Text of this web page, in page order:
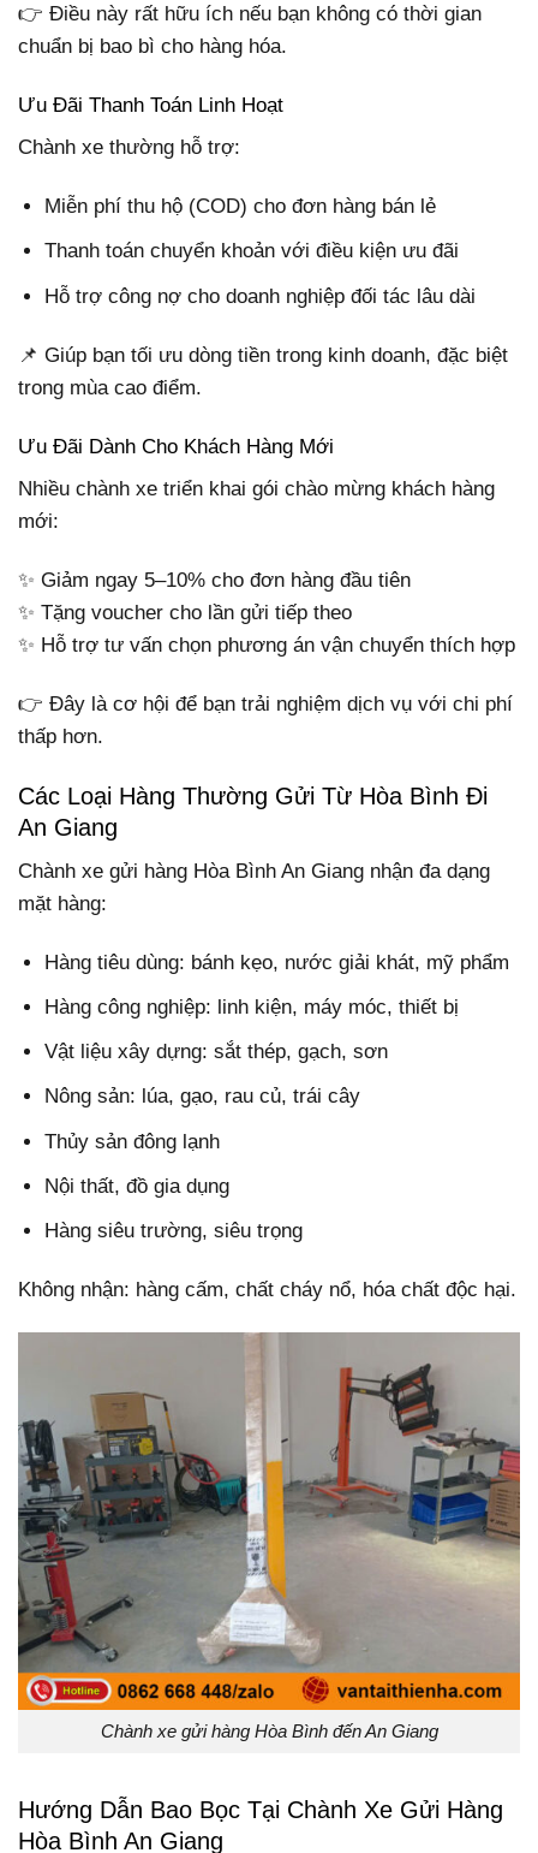
👉 Điều này rất hữu ích nếu bạn không có thời gian
chuẩn bị bao bì cho hàng hóa.
Ưu Đãi Thanh Toán Linh Hoạt
Chành xe thường hỗ trợ:
Miễn phí thu hộ (COD) cho đơn hàng bán lẻ
Thanh toán chuyển khoản với điều kiện ưu đãi
Hỗ trợ công nợ cho doanh nghiệp đối tác lâu dài
📌 Giúp bạn tối ưu dòng tiền trong kinh doanh, đặc biệt
trong mùa cao điểm.
Ưu Đãi Dành Cho Khách Hàng Mới
Nhiều chành xe triển khai gói chào mừng khách hàng
mới:
✨ Giảm ngay 5–10% cho đơn hàng đầu tiên
✨ Tặng voucher cho lần gửi tiếp theo
✨ Hỗ trợ tư vấn chọn phương án vận chuyển thích hợp
👉 Đây là cơ hội để bạn trải nghiệm dịch vụ với chi phí
thấp hơn.
Các Loại Hàng Thường Gửi Từ Hòa Bình Đi
An Giang
Chành xe gửi hàng Hòa Bình An Giang nhận đa dạng
mặt hàng:
Hàng tiêu dùng: bánh kẹo, nước giải khát, mỹ phẩm
Hàng công nghiệp: linh kiện, máy móc, thiết bị
Vật liệu xây dựng: sắt thép, gạch, sơn
Nông sản: lúa, gạo, rau củ, trái cây
Thủy sản đông lạnh
Nội thất, đồ gia dụng
Hàng siêu trường, siêu trọng
Không nhận: hàng cấm, chất cháy nổ, hóa chất độc hại.
Chành xe gửi hàng Hòa Bình đến An Giang
Hướng Dẫn Bao Bọc Tại Chành Xe Gửi Hàng
Hòa Bình An Giang